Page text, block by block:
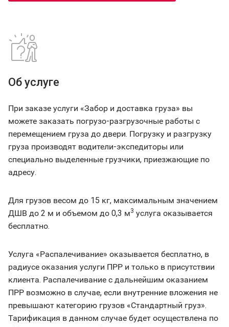
Об услуге
При заказе услуги «Забор и доставка груза» вы
можете заказать погрузо-разгрузочные работы с
перемещением груза до двери. Погрузку и разгрузку
груза производят водители-экспедиторы или
специально выделенные грузчики, приезжающие по
адресу.
Для грузов весом до 15 кг, максимальным значением
ДШВ до 2 м и объемом до 0,3 м3 услуга оказывается
бесплатно.
Услуга «Распалечивание» оказывается бесплатно, в
радиусе оказания услуги ПРР и только в присутствии
клиента. Распалечивание с дальнейшим оказанием
ПРР возможно в случае, если внутренние вложения не
превышают категорию грузов «Стандартный груз».
Тарификация в данном случае будет осуществлена по